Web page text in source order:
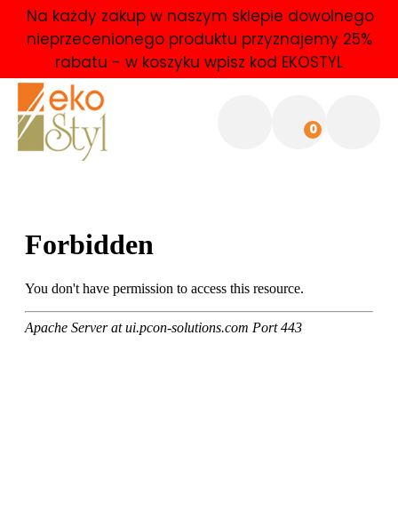
Na każdy zakup w naszym sklepie dowolnego
nieprzecenionego produktu przyznajemy 25%
rabatu - w koszyku wpisz kod EKOSTYL
0